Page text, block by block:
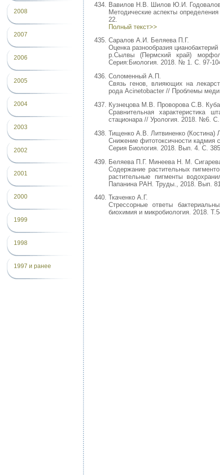
2008
2007
2006
2005
2004
2003
2002
2001
2000
1999
1998
1997 и ранее
Вавилов Н.В. Шилов Ю.И.
Методические аспекты
22.
Полный текст>>
Саралов А.И. Беляева П.Г.
Оценка разнообразия
р.Сылвы (Пермский край)
Серия:Биология. 2018. № 1. С. 97-
Соломенный А.П.
Связь генов, влияющих на
рода Acinetobacter // Проблемы
Кузнецова М.В. Проворова С.В.
Сравнительная характеристика
стационара // Урология. 2018. №6.
Тищенко А.В. Литвиненко
Снижение фитотоксичности кадмия
Серия Биология. 2018. Вып. 4. С.
Беляева П.Г. Минеева Н. М.
Содержание растительных
растительные пигменты
Папанина РАН. Труды., 2018. Вып.
Ткаченко А.Г.
Стрессорные ответы
биохимия и микробиология. 2018.